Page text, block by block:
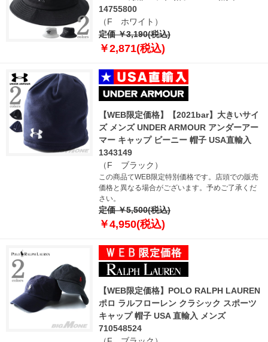
14755800
（F ホワイト）
定価 ￥3,190(税込)
￥2,871(税込)
【WEB限定価格】【2021bar】大きいサイ
ズ メンズ UNDER ARMOUR アンダーアー
マー キャップ ビーニー 帽子 USA直輸入
1343149
（F ブラック）
この商品てWEB限定特別価格です。店頭での販売
価格と異なる場合がございます。予めご了承くだ
さい。
定価 ￥5,500(税込)
￥4,950(税込)
【WEB限定価格】POLO RALPH LAUREN
ポロ ラルフローレン クラシック スポーツ
キャップ 帽子 USA 直輸入 メンズ
710548524